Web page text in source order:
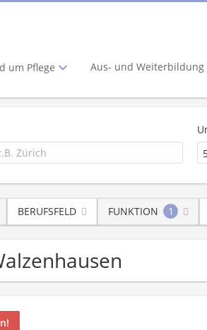
um Pflege Aus- und Weiterbildung
BERUFSFELD FUNKTION 1